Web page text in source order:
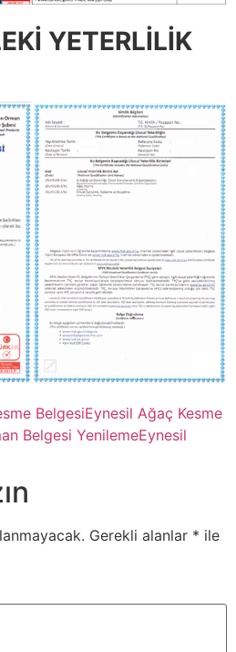
YETERLİLİK
BelgesiEynesil Ağaç Kesme
Belgesi YenilemeEynesil
Gerekli alanlar * ile